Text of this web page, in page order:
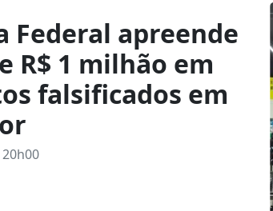
Federal apreende
R$ 1 milhão em
falsificados em